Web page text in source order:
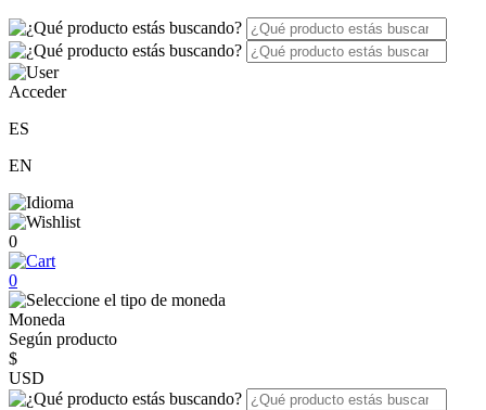
Acceder
ES
EN
0
0
Moneda
Según producto
$
USD